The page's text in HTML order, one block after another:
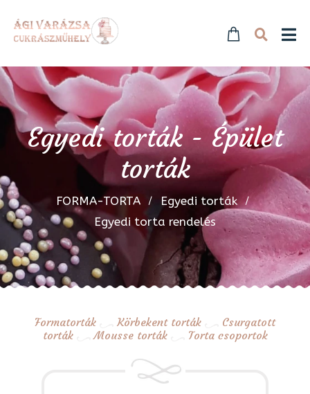
Egyedi torták - Épület
torták
FORMA-TORTA
Egyedi torták
Egyedi torta rendelés
Formatorták Körbekent torták
Csurgatott
torták
Mousse torták Torta csoportok